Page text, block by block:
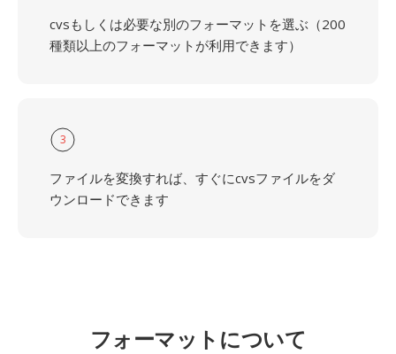
cvsもしくは必要な別のフォーマットを選ぶ（200
種類以上のフォーマットが利用できます）
3
ファイルを変換すれば、すぐにcvsファイルをダ
ウンロードできます
フォーマットについて